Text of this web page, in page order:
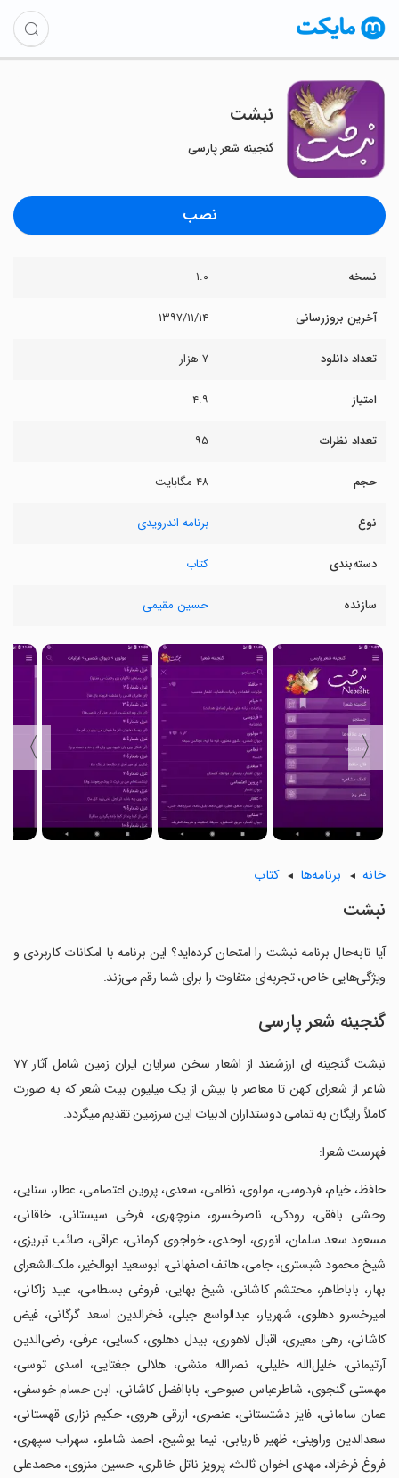
نبشت
گنجینه شعر پارسی
نصب
نسخه ۱.۰
آخرین بروزرسانی ۱۳۹۷/۱۱/۱۴
تعداد دانلود ۷ هزار
امتیاز ۴.۹
تعداد نظرات ۹۵
حجم ۴۸ مگابایت
نوع برنامه اندرویدی
دسته‌بندی کتاب
سازنده حسین مقیمی
〈
〉
خانه برنامه‌ها کتاب
نبشت
آیا تابه‌حال برنامه نبشت را امتحان کرده‌اید؟ این برنامه با امکانات کاربردی و
ویژگی‌هایی خاص، تجربه‌ای متفاوت را برای شما رقم می‌زند.
گنجینه شعر پارسی
نبشت گنجینه ای ارزشمند از اشعار سخن سرایان ایران زمین شامل آثار ۷۷
شاعر از شعرای کهن تا معاصر با بیش از یک میلیون بیت شعر که به صورت
کاملاً رایگان به تمامی دوستداران ادبیات این سرزمین تقدیم میگردد.
‏فهرست شعرا:
‏حافظ، خیام، فردوسی، مولوی، نظامی، سعدی، پروین اعتصامی، عطار، سنایی،
وحشی بافقی‌، رودکی، ناصرخسرو، منوچهری، فرخی سیستانی، خاقانی،
مسعود سعد سلمان، انوری، اوحدی، خواجوی کرمانی، عراقی، صائب تبریزی،
شیخ محمود شبستری، جامی، هاتف اصفهانی، ابوسعید ابوالخیر، ملک‌الشعرای
بهار، باباطاهر، محتشم کاشانی، شیخ بهایی، فروغی بسطامی، عبید زاکانی،
امیرخسرو دهلوی، شهریار، عبدالواسع جبلی، فخرالدین اسعد گرگانی، فیض
کاشانی، رهی معیری، اقبال لاهوری، بیدل دهلوی، کسایی، عرفی، رضی‌الدین
آرتیمانی، خلیل‌الله خلیلی، نصرالله منشی، هلالی جغتایی، اسدی توسی،
مهستی گنجوی، شاطرعباس صبوحی، باباافضل کاشانی، ابن حسام خوسفی،
عمان سامانی، فایز دشتستانی، عنصری، ازرقی هروی، حکیم نزاری قهستانی،
سعدالدین وراوینی، ظهیر فاریابی، نیما یوشیج، احمد شاملو، سهراب سپهری،
فروغ فرخزاد، مهدی اخوان ثالث، پرویز ناتل خانلری، حسین منزوی، محمدعلی